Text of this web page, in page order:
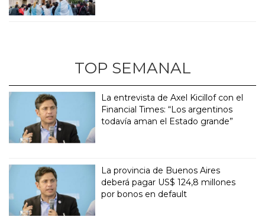
TOP SEMANAL
La entrevista de Axel Kicillof con el
Financial Times: “Los argentinos
todavía aman el Estado grande”
La provincia de Buenos Aires
deberá pagar US$ 124,8 millones
por bonos en default